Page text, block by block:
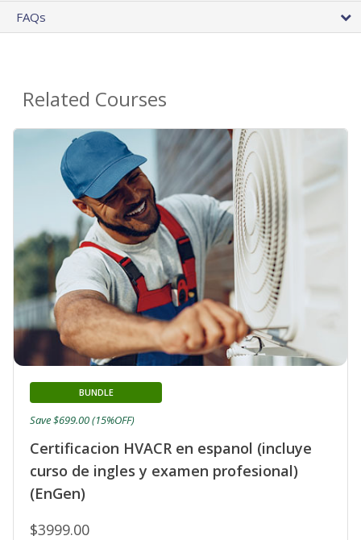
FAQs
Related Courses
Certificacion HVACR en espanol (incluye
curso de ingles y examen profesional)
(EnGen)
BUNDLE
$3999.00
Save $699.00 (15%OFF)